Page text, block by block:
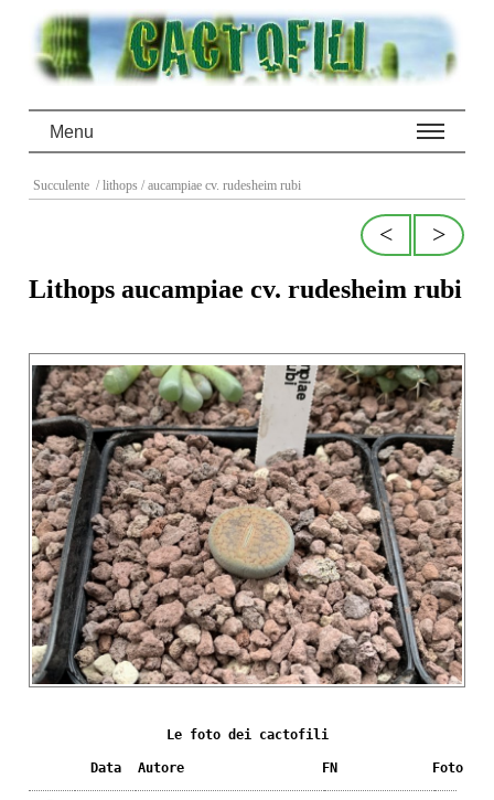
Menu
Succulente / lithops / aucampiae cv. rudesheim rubi
>
<
Lithops aucampiae cv. rudesheim rubi
Le foto dei cactofili
Data Autore FN Foto